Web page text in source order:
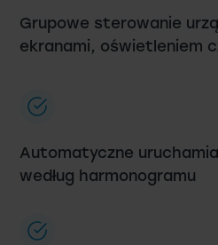
Grupowe sterowanie
ekranami, oświetleniem
Automatyczne
według harmonogramu